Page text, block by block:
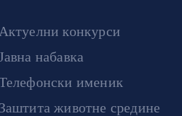
конкурси
набавка
именик
животне средине